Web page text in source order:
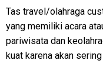
Tas travel/olahraga
yang memiliki acara
pariwisata dan
kuat karena akan